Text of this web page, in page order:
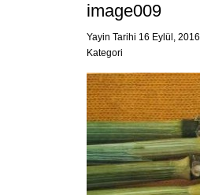
image009
Yayin Tarihi 16 Eylül, 2016
Kategori